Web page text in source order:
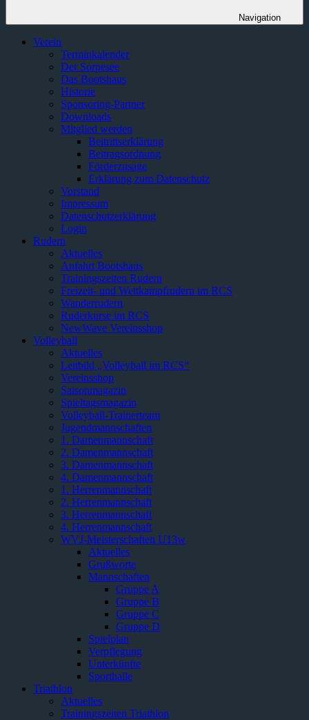
Navigation
Verein
Terminkalender
Der Sorpesee
Das Bootshaus
Historie
Sponsoring-Partner
Downloads
Mitglied werden
Beitrittserklärung
Beitragsordnung
Förderzusage
Erklärung zum Datenschutz
Vorstand
Impressum
Datenschutzerklärung
Login
Rudern
Aktuelles
Anfahrt Bootshaus
Trainingszeiten Rudern
Freizeit- und Wettkampfrudern im RCS
Wanderrudern
Ruderkurse im RCS
NewWave Vereinsshop
Volleyball
Aktuelles
Leitbild „Volleyball im RCS“
Vereinsshop
Saisonmagazin
Spieltagsmagazin
Volleyball-Trainerteam
Jugendmannschaften
1. Damenmannschaft
2. Damenmannschaft
3. Damenmannschaft
4. Damenmannschaft
1. Herrenmannschaft
2. Herrenmannschaft
3. Herrenmannschaft
4. Herrenmannschaft
WVJ-Meisterschaften U13w
Aktuelles
Grußworte
Mannschaften
Gruppe A
Gruppe B
Gruppe C
Gruppe D
Spielplan
Verpflegung
Unterkünfte
Sporthalle
Triathlon
Aktuelles
Trainingszeiten Triathlon